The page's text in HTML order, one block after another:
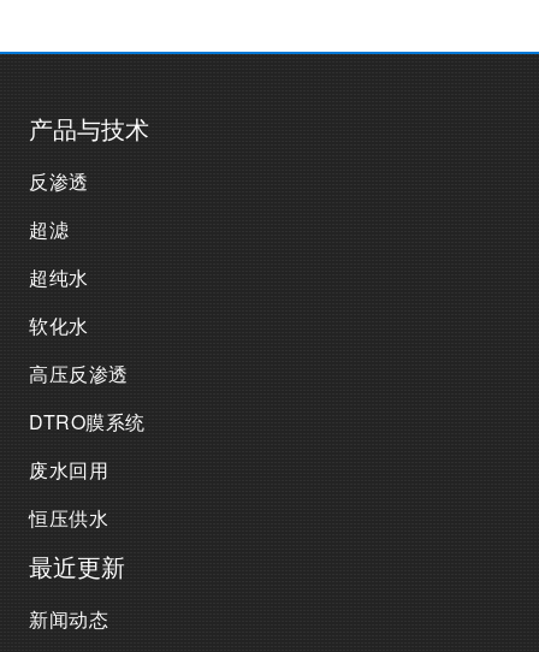
产品与技术
反渗透
超滤
超纯水
软化水
高压反渗透
DTRO膜系统
废水回用
恒压供水
最近更新
新闻动态